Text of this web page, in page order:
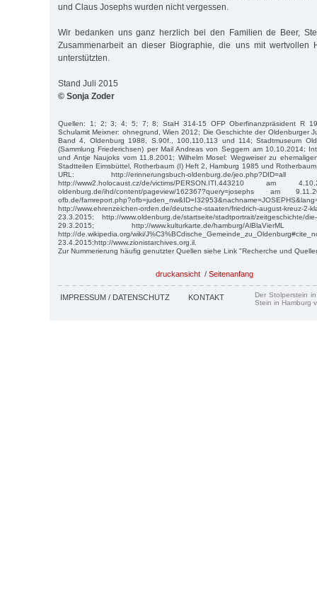
und Claus Josephs wurden nicht vergessen.
Wir bedanken uns ganz herzlich bei den Familien de Beer,
Zusammenarbeit an dieser Biographie, die uns mit wertvollen
unterstützten.
Stand Juli 2015
© Sonja Zoder
Quellen: 1; 2; 3; 4; 5; 7; 8; StaH 314-15 OFP Oberfinanzpräsident R
Schulamit Meixner: ohnegrund, Wien 2012; Die Geschichte der Oldenburger
Band 4, Oldenburg 1988, S.90f., 100,110,113 und 114; Stadtmuseum
(Sammlung Friederichsen) per Mail Andreas von Seggern am 10.10.2014;
und Antje Naujoks vom 11.8.2001; Wilhelm Mosel: Wegweiser zu
Stadtteilen Eimsbüttel, Rotherbaum (I) Heft 2, Hamburg 1985 und
URL: http://erinnerungsbuch-oldenburg.de/
http://www2.holocaust.cz/de/victims/PERSON.ITI.443210 am
oldenburg.de/ihd/content/pageview/162367?query=josephs am
ofb.de/
http://www.ehrenzeichen-orden.de/deutsche-staaten/friedrich-august-
23.3.2015; http://www.oldenburg.de/startseite/stadtportrait/zeitgeschichte/
29.3.2015; http://www.kulturkarte.de/hamburg/
http://de.wikipedia.org/wiki/
23.4.2015;http://www.zionistarchives.org.il.
Zur Nummerierung häufig genutzter Quellen siehe Link "Recherche und
druckansicht / Seitenanfang
IMPRESSUM / DATENSCHUTZ KONTAKT
Der Stolperstein
Stein in Hamburg